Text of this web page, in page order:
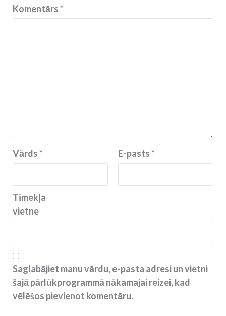
Komentārs*
Vārds* E-pasts*
Tīmekļa
vietne
Saglabājiet manu vārdu, e-pasta adresi un vietni
šajā pārlūkprogrammā nākamajai reizei, kad
vēlēšos pievienot komentāru.